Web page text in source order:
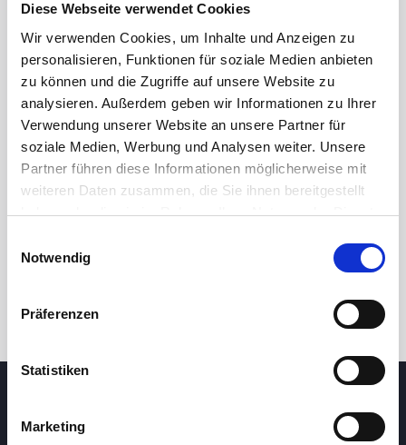
Diese Webseite verwendet Cookies
Wir verwenden Cookies, um Inhalte und Anzeigen zu
personalisieren, Funktionen für soziale Medien anbieten
zu können und die Zugriffe auf unsere Website zu
analysieren. Außerdem geben wir Informationen zu Ihrer
Verwendung unserer Website an unsere Partner für
soziale Medien, Werbung und Analysen weiter. Unsere
Partner führen diese Informationen möglicherweise mit
weiteren Daten zusammen, die Sie ihnen bereitgestellt
haben oder die sie im Rahmen Ihrer Nutzung der Dienste
Notwendig
Präferenzen
Statistiken
Marketing
24h 7d 1m 3m 1y 5y